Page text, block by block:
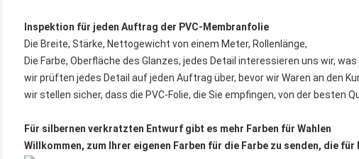
Inspektion für jeden Auftrag der PVC-Membranfolie
Die Breite, Stärke, Nettogewicht von einem Meter, Rollenlänge,
Die Farbe, Oberfläche des Glanzes, jedes Detail interessieren uns wir,
wir prüften jedes Detail auf jeden Auftrag über, bevor wir Waren an den
wir stellen sicher, dass die PVC-Folie, die Sie empfingen, von der besten
Für silbernen verkratzten Entwurf gibt es mehr Farben für Wahlen
Willkommen, zum Ihrer eigenen Farben für die Farbe zu senden, die